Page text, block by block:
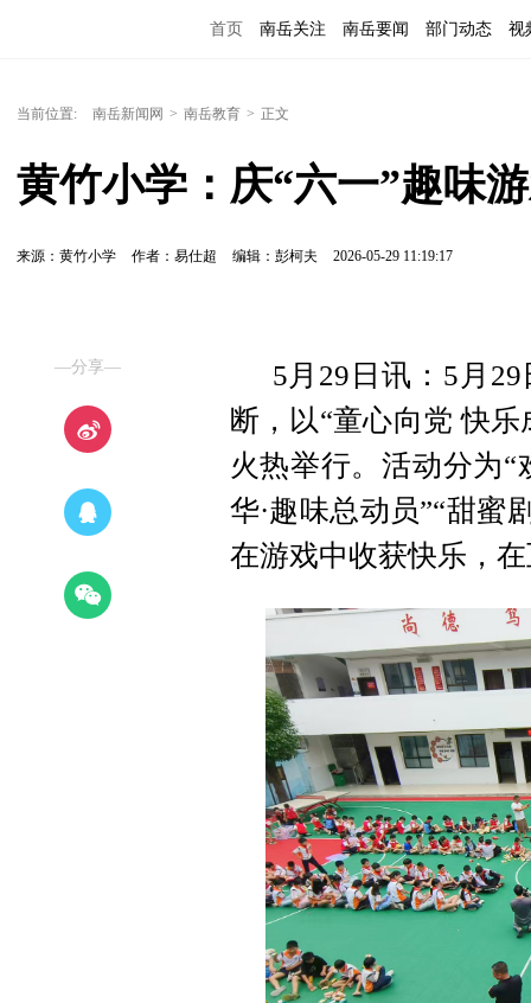
首页 南岳关注 南岳要闻 部门动态 视
当前位置: 南岳新闻网 > 南岳教育 > 正文
黄竹小学：庆“六一”趣味
来源：黄竹小学 作者：易仕超 编辑：彭柯夫 2026-05-29 11:19:17
—分享—
5月29日讯：5月
断，以“童心向党 快
火热举行。活动分为“
华·趣味总动员”“甜蜜
在游戏中收获快乐，